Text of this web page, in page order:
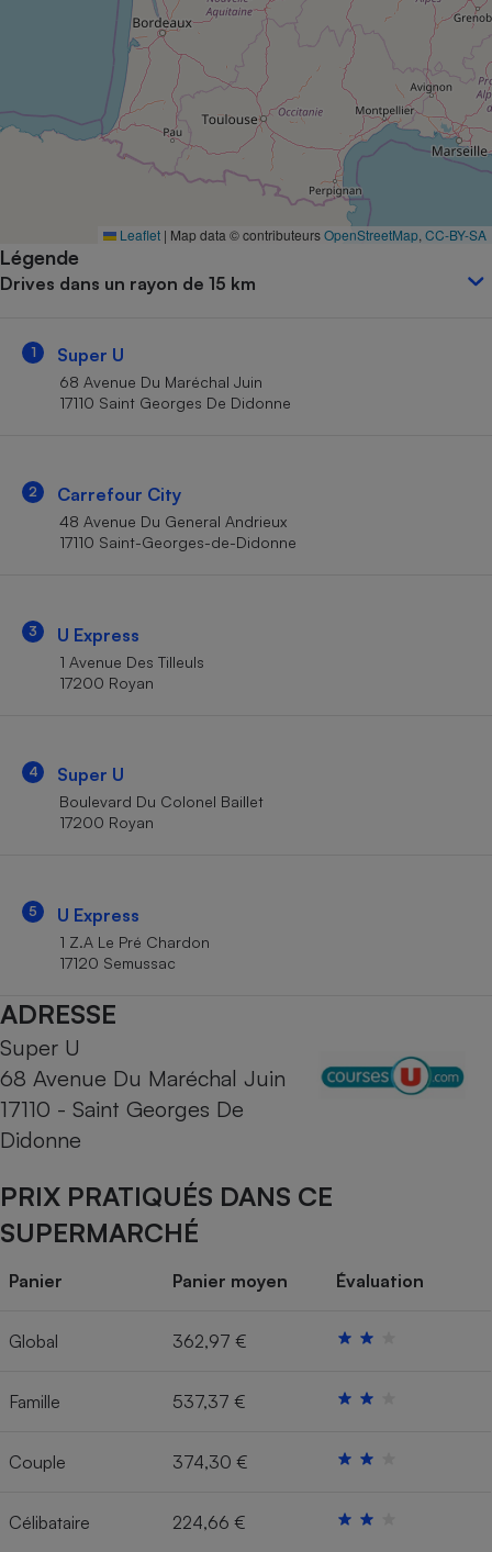
Leaflet | Map data © contributeursOpenStreetMap CC-BY-SA
Légende
Drives dans un rayon de 15 km
1 Super U
68 Avenue Du Maréchal Juin
17110 Saint Georges De Didonne
2 Carrefour City
48 Avenue Du General Andrieux
17110 Saint-Georges-de-Didonne
3 U Express
1 Avenue Des Tilleuls
17200 Royan
4 Super U
Boulevard Du Colonel Baillet
17200 Royan
5 U Express
1 Z.A Le Pré Chardon
17120 Semussac
ADRESSE
Super U
68 Avenue Du Maréchal Juin
17110 - Saint Georges De
Didonne
PRIX PRATIQUÉS DANS CE
SUPERMARCHÉ
Panier Panier moyen Évaluation
Global 362,97 €
Famille 537,37 €
Couple 374,30 €
Célibataire 224,66 €
Complément
alimentaire
bouteille
Assurance emprunteur
Petit électroménager -
Plaque de cuisson à
Matelas
Mutuelle